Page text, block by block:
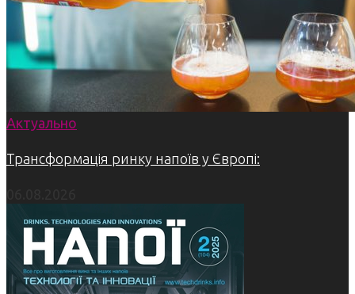
Актуально
Трансформація ринку напоїв у Європі: